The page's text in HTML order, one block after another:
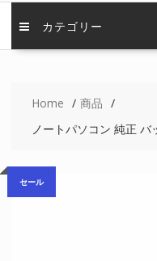
カテゴリー
Home
商品
ノートパソコン 純正
セール